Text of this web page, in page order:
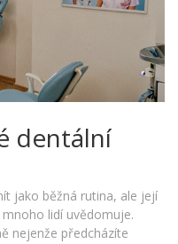
dentální
jako běžná rutina, ale její
lidí uvědomuje.
nejenže předcházíte